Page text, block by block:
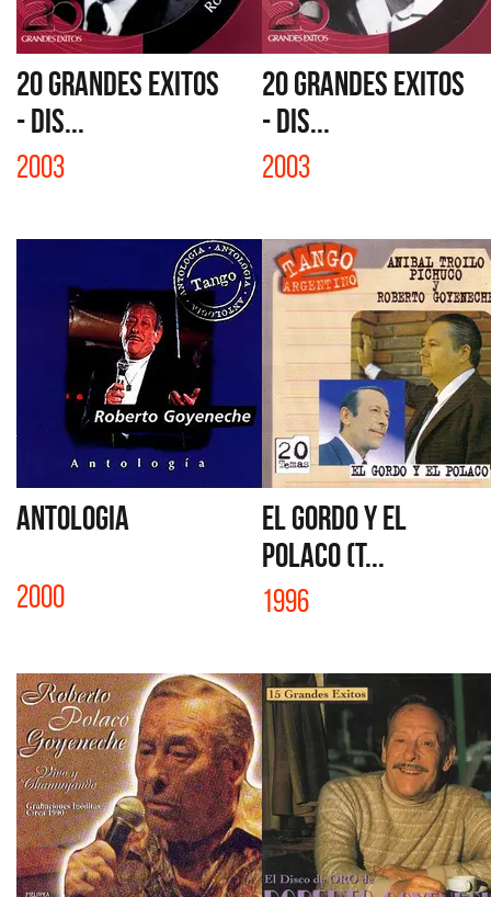
20 GRANDES EXITOS
- DIS...
2003
20 GRANDES EXITOS
- DIS...
2003
ANTOLOGIA
2000
EL GORDO Y EL
POLACO (T...
1996